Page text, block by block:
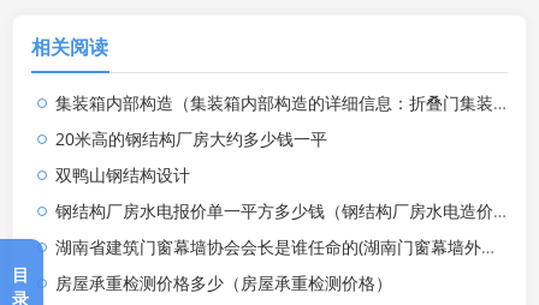
相关阅读
集装箱内部构造（集装箱内部构造的详细信息：折叠门集装箱内部结构）
20米高的钢结构厂房大约多少钱一平
双鸭山钢结构设计
钢结构厂房水电报价单一平方多少钱（钢结构厂房水电造价每平米多少钱）
湖南省建筑门窗幕墙协会会长是谁任命的(湖南门窗幕墙外包网)
房屋承重检测价格多少（房屋承重检测价格）
目
录